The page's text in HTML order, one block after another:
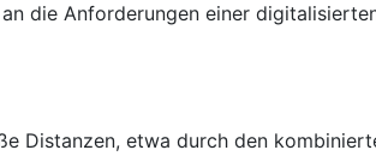
die Anforderungen einer
Distanzen, etwa durch den